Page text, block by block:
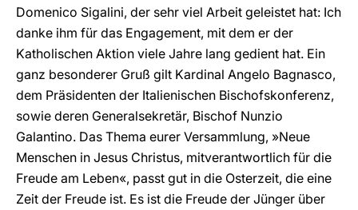
Domenico Sigalini, der sehr viel Arbeit geleistet hat: Ich
danke ihm für das Engagement, mit dem er der
Katholischen Aktion viele Jahre lang gedient hat. Ein
ganz besonderer Gruß gilt Kardinal Angelo Bagnasco,
dem Präsidenten der Italienischen Bischofskonferenz,
sowie deren Generalsekretär, Bischof Nunzio
Galantino. Das Thema eurer Versammlung, »Neue
Menschen in Jesus Christus, mitverantwortlich für die
Freude am Leben«, passt gut in die Osterzeit, die eine
Zeit der Freude ist. Es ist die Freude der Jünger über